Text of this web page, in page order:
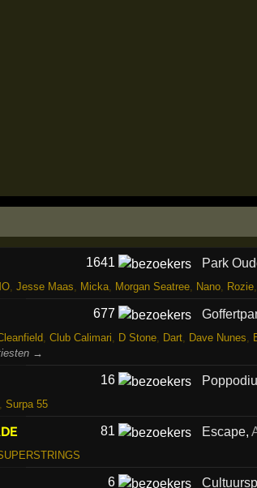
1641 Park
, Jesse Maas Micka, Morgan Seatree, Nano, Rozie,
677
, Club Calimari D Stone, Dart, Dave Nunes
→
16
Surpa 55
81 Escape,
6